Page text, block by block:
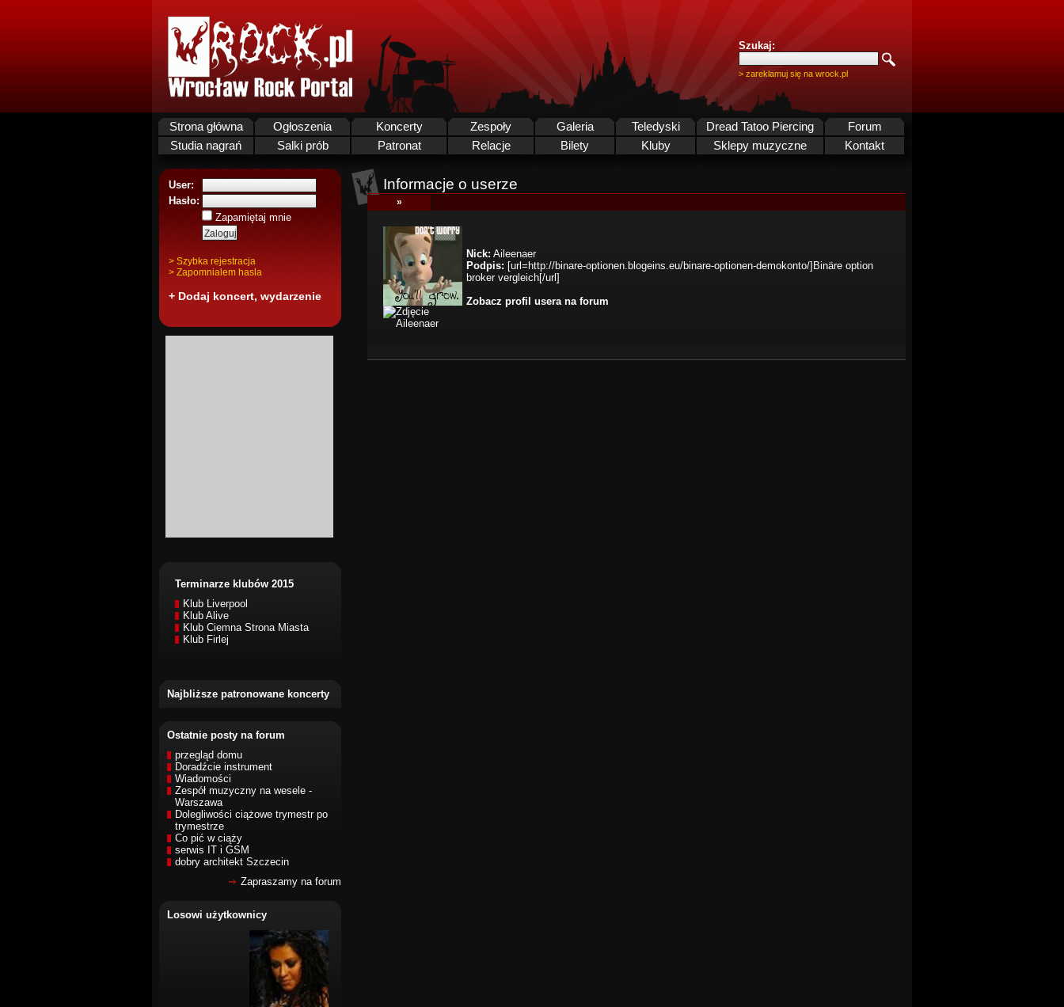
Szukaj:
> zareklamuj się na wrock.pl
Strona główna Ogłoszenia Koncerty Zespoły Galeria Teledyski Dread Tatoo Piercing
Forum
Studia nagrań
Salki prób Patronat Relacje Bilety Kluby Sklepy muzyczne Kontakt
User:
Hasło:
Zapamiętaj mnie
> Szybka rejestracja
> Zapomnialem hasla
+ Dodaj koncert, wydarzenie
Terminarze klubów 2015
Klub Liverpool
Klub Alive
Klub Ciemna Strona Miasta
Klub Firlej
Najbliższe patronowane koncerty
Ostatnie posty na forum
przegląd domu
Doradźcie instrument
Wiadomości
Zespół muzyczny na wesele -
Warszawa
Dolegliwości ciążowe trymestr po
trymestrze
Co pić w ciąży
serwis IT i GSM
dobry architekt Szczecin
Zapraszamy na forum
Losowi użytkownicy
Informacje o userze
»
Nick: Aileenaer
Podpis: [url=http://binare-optionen.blogeins.eu/binare-optionen-demokonto/]Binäre option
broker vergleich[/url]
Zobacz profil usera na forum